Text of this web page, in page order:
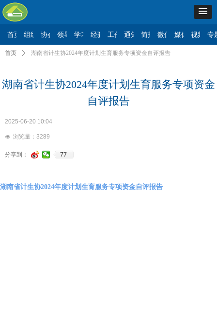
首页 组织机构协会要闻领导讲话学习二十大
经验交流工作动态通知公告简报信息微信公众号
媒体报道视频展专
湖南省计生协2024年度计划生育服务专项资金
自评报告
湖南省计生协2024年度计划生育服务专项资金自评报告
首页 ꄲ 湖南省计生协2024年度计划生育服务专项资金自评报告
2025-06-20 10:04
넶 浏览量： 3289
分享到： 77